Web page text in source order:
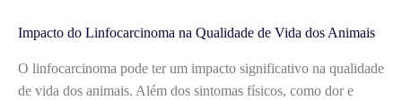
Impacto do Linfocarcinoma na Qualidade de Vida dos Animais
O linfocarcinoma pode ter um impacto significativo na qualidade
de vida dos animais. Além dos sintomas físicos, como dor e